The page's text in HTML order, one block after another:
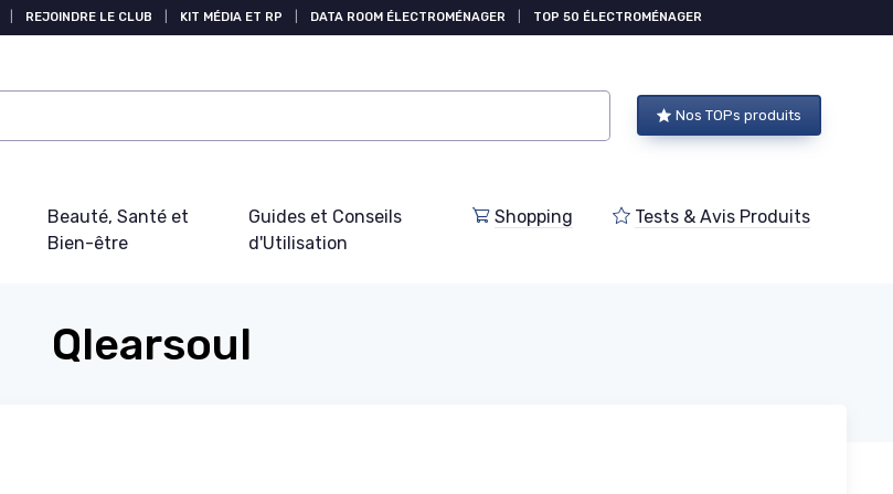
REJOINDRE LE CLUB KIT MÉDIA ET RP DATA ROOM ÉLECTROMÉNAGER TOP 50 ÉLECTROMÉNAGER
Nos TOPs produits
Beauté, Santé et
Bien-être
Guides et Conseils
d'Utilisation
Shopping Tests & Avis Produits
Qlearsoul